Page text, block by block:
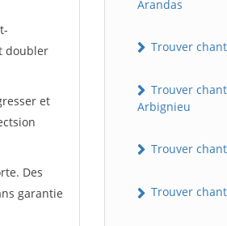
doubler
et
Des
garantie
Arandas
Trouver
Trouver
Arbignieu
Trouver
Trouver